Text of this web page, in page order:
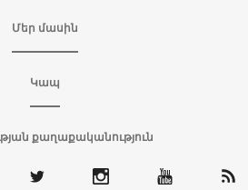
Մեր մասին
Կապ
քաղաքականություն